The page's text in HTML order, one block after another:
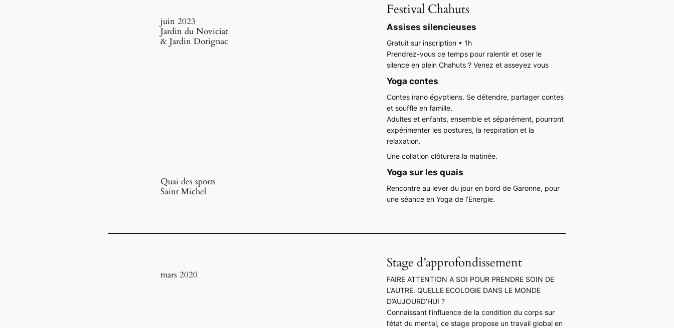
juin 2023
Jardin du Noviciat
& Jardin Dorignac
Quai des sports
Saint Michel
Festival Chahuts
Assises silencieuses
Gratuit sur inscription • 1h
Prendrez-vous ce temps pour ralentir et oser le
silence en plein Chahuts ? Venez et asseyez vous
Yoga contes
Contes irano égyptiens. Se détendre, partager contes
et souffle en famille.
Adultes et enfants, ensemble et séparément, pourront
expérimenter les postures, la respiration et la
relaxation.
Une collation clôturera la matinée.
Yoga sur les quais
Rencontre au lever du jour en bord de Garonne, pour
une séance en Yoga de l’Energie.
mars 2020
Stage d’approfondissement
FAIRE ATTENTION A SOI POUR PRENDRE SOIN DE
L’AUTRE. QUELLE ECOLOGIE DANS LE MONDE
D’AUJOURD’HUI ?
Connaissant l’influence de la condition du corps sur
l’état du mental, ce stage propose un travail global en